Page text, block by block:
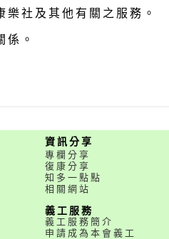
社及其他有關之服務。
係。
資訊分享
專欄分享
復康分享
知多一點點
相關網站
義工服務
義工服務簡介
申請成為本會義工